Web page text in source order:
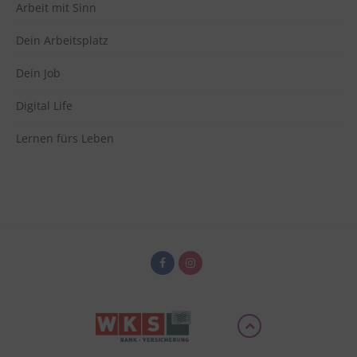
Arbeit mit Sinn
Dein Arbeitsplatz
Dein Job
Digital Life
Lernen fürs Leben
Vimeo